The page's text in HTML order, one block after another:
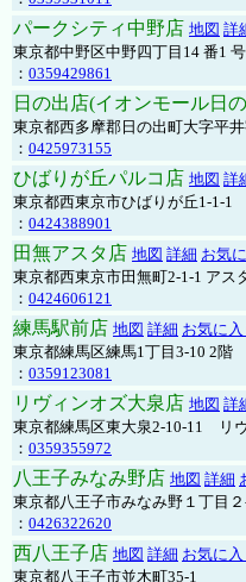
パークシティ中野店 地図 詳
東京都中野区中野四丁目14 番1
： 0359429861
日の出店(イオンモール日
東京都西多摩郡日の出町大字平
： 0425973155
ひばりが丘パルコ店 地図 詳
東京都西東京市ひばりが丘1-1-1
： 0424388901
田無アスタ店 地図 詳細 お気
東京都西東京市田無町2-1-1 アス
： 0424606121
練馬駅前店 地図 詳細 お気に
東京都練馬区練馬1丁目3-10 2階
： 0359123081
リヴィンオズ大泉店 地図 詳
東京都練馬区東大泉2-10-11 リ
： 0359355972
八王子みなみ野店 地図 詳細
東京都八王子市みなみ野１丁目２
： 0426322620
西八王子店 地図 詳細 お気に
東京都八王子市並木町35-1